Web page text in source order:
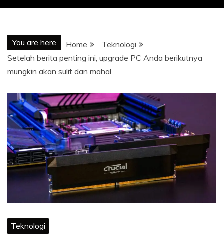
You are here Home
Teknologi
Setelah berita penting ini, upgrade PC Anda berikutnya
mungkin akan sulit dan mahal
Teknologi